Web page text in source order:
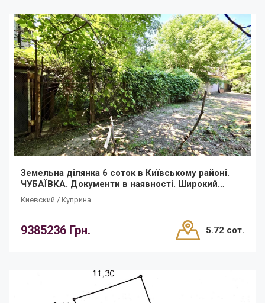
Земельна ділянка 6 соток в Київському районі.
ЧУБАЇВКА. Документи в наявності. Широкий
фасад!
Киевский / Куприна
9385236 Грн. 5.72 сот.